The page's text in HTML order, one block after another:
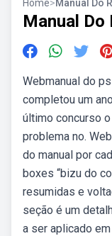
Home>Manual Do
Manual Do
Webmanual do
completou um
último concurso
problema no.
do manual por
boxes “bizu do
resumidas e
seção é um
a ser aplicado